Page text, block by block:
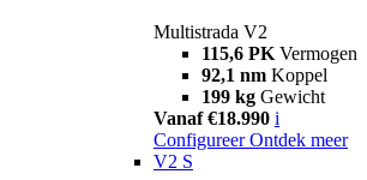
Multistrada V2
115,6 PK Vermogen
92,1 nm Koppel
199 kg Gewicht
Vanaf €18.990 i
Configureer Ontdek meer
V2 S